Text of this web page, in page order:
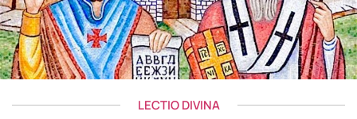
LECTIO DIVINA